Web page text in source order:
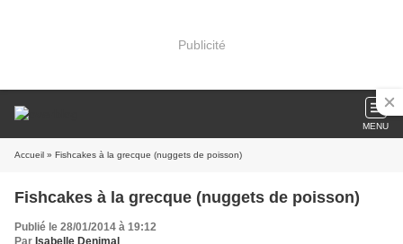
Publicité
MENU
Accueil » Fishcakes à la grecque (nuggets de poisson)
Fishcakes à la grecque (nuggets de poisson)
Publié le 28/01/2014 à 19:12
Par Isabelle Denimal